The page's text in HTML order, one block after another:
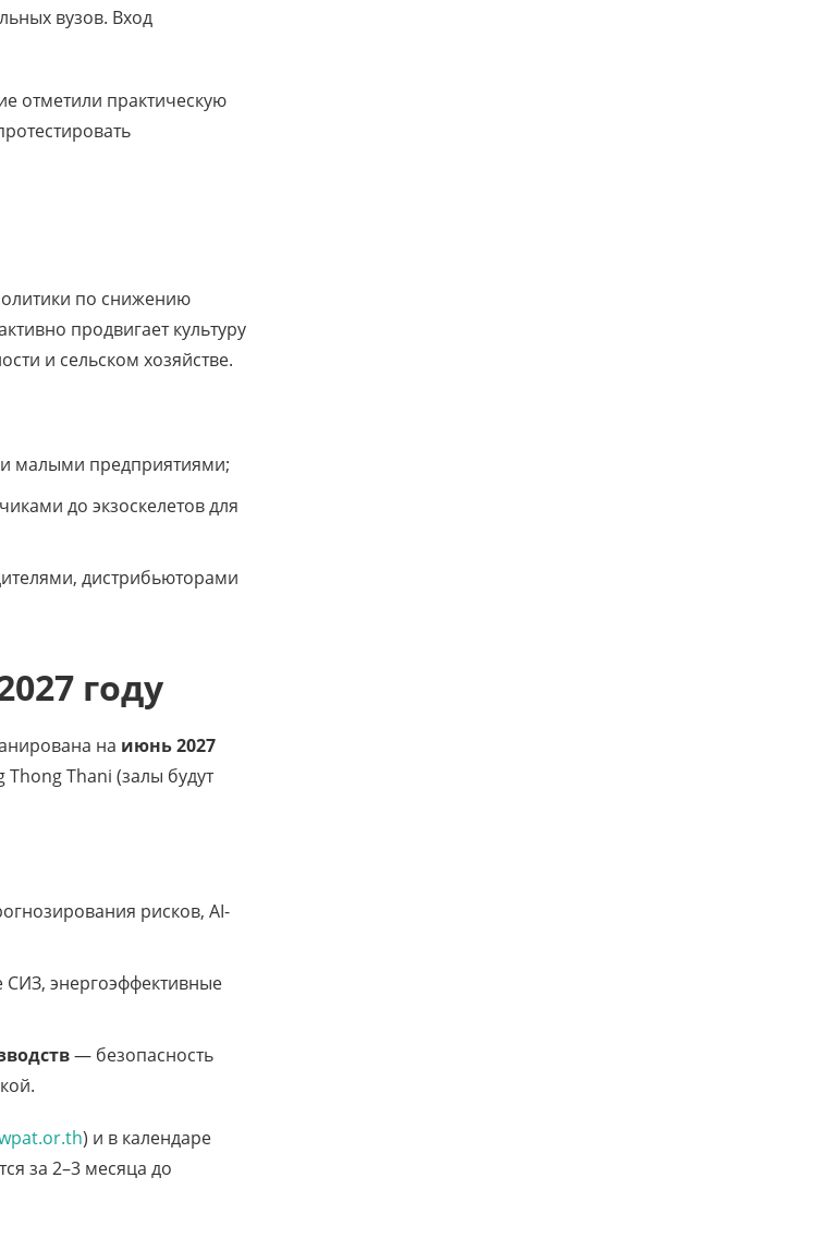
вузов. Вход
отметили практическую
по снижению
продвигает культуру
и сельском хозяйстве.
малыми предприятиями;
до экзоскелетов для
дистрибьюторами
году
на июнь 2027
Thani (залы будут
рисков, AI-
СИЗ, энергоэффективные
— безопасность
) и в календаре
за 2–3 месяца до